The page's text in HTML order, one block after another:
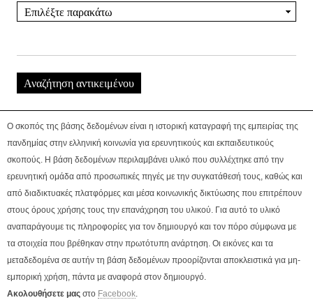
Ο σκοπός της βάσης δεδομένων είναι η ιστορική καταγραφή της εμπειρίας της
πανδημίας στην ελληνική κοινωνία για ερευνητικούς και εκπαιδευτικούς
σκοπούς. Η βάση δεδομένων περιλαμβάνει υλικό που συλλέχτηκε από την
ερευνητική ομάδα από προσωπικές πηγές με την συγκατάθεσή τους, καθώς και
από διαδικτυακές πλατφόρμες και μέσα κοινωνικής δικτύωσης που επιτρέπουν
στους όρους χρήσης τους την επανάχρηση του υλικού. Για αυτό το υλικό
αναπαράγουμε τις πληροφορίες για τον δημιουργό και τον πόρο σύμφωνα με
τα στοιχεία που βρέθηκαν στην πρωτότυπη ανάρτηση. Οι εικόνες και τα
μεταδεδομένα σε αυτήν τη βάση δεδομένων προορίζονται αποκλειστικά για μη-
εμπορική χρήση, πάντα με αναφορά στον δημιουργό.
Ακολουθήσετε μας στο Facebook